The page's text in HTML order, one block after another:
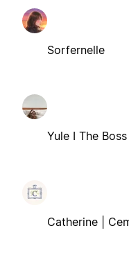
Sorfernelle
Yule I The
Catherine |